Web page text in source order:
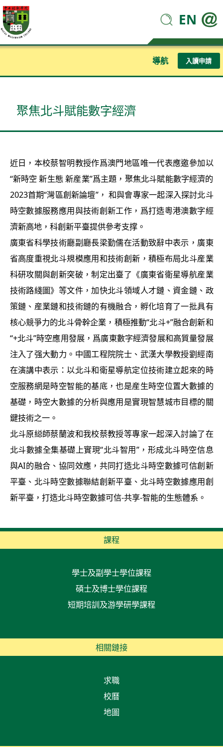
EN
導航 入讀申請
聚焦北斗賦能數字經濟
近日，本校蔡智明教授作爲澳門地區唯一代表應邀參加以
“新時空 新生態 新産業”爲主題，聚焦北斗賦能數字經濟的
2023首期“灣區創新論壇”， 和與會專家一起深入探討北斗
時空數據服務應用與技術創新工作，爲打造粵港澳數字經
濟新高地，科創新平臺提供參考支撑。
廣東省科學技術廳副廳長梁勤儒在活動致辭中表示，廣東
省高度重視北斗規模應用和技術創新，積極布局北斗産業
科研攻關與創新突破，制定出臺了《廣東省衛星導航産業
技術路綫圖》等文件，加快北斗領域人才鏈、資金鏈、政
策鏈、産業鏈和技術鏈的有機融合，孵化培育了一批具有
核心競爭力的北斗骨幹企業，積極推動“北斗+”融合創新和
“+北斗”時空應用發展，爲廣東數字經濟發展和高質量發展
注入了强大動力。中國工程院院士、武漢大學教授劉經南
在演講中表示：以北斗和衛星導航定位技術建立起來的時
空服務網是時空智能的基底，也是産生時空位置大數據的
基礎，時空大數據的分析與應用是實現智慧城市目標的關
鍵技術之一。
北斗原縂師蔡蘭波和我校蔡教授等專家一起深入討論了在
北斗數據全集基礎上實現“北斗智用”，形成北斗時空信息
與AI的融合、協同效應，共同打造北斗時空數據可信創新
平臺、北斗時空數據聯結創新平臺、北斗時空數據應用創
新平臺，打造北斗時空數據可信-共享-智能的生態體系。
課程
學士及副學士學位課程
碩士及博士學位課程
短期培訓及游學研學課程
相關鏈接
求職
校曆
地圖